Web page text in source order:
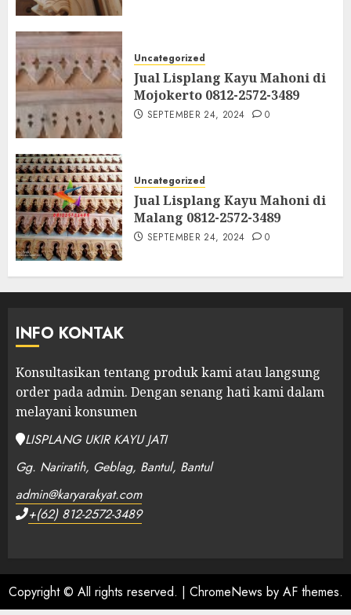
Uncategorized
Jual Lisplang Kayu Mahoni di
Mojokerto 0812-2572-3489
SEPTEMBER 24, 2024 0
Uncategorized
Jual Lisplang Kayu Mahoni di
Malang 0812-2572-3489
SEPTEMBER 24, 2024 0
INFO KONTAK
Konsultasikan tentang produk kami atau langsung
order pada admin. Dengan senang hati kami dalam
melayani konsumen
LISPLANG UKIR KAYU JATI
Gg. Nariratih, Geblag, Bantul, Bantul
admin@karyarakyat.com
+(62) 812-2572-3489
Copyright © All rights reserved. | ChromeNews by AF themes.